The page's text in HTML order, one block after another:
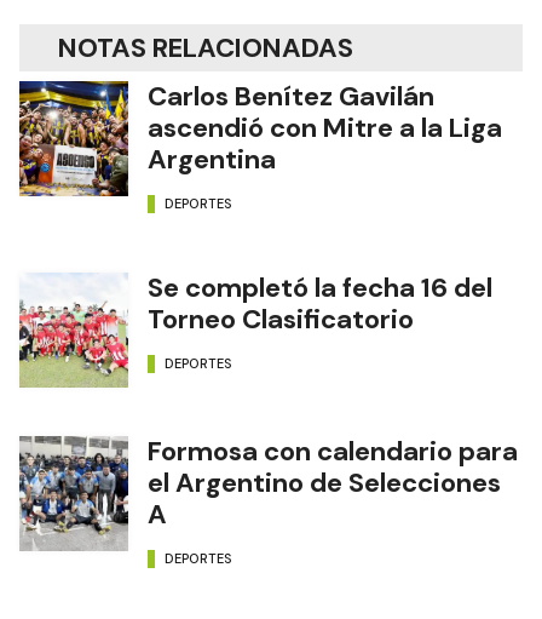
NOTAS RELACIONADAS
Carlos Benítez Gavilán
ascendió con Mitre a la Liga
Argentina
DEPORTES
Se completó la fecha 16 del
Torneo Clasificatorio
DEPORTES
Formosa con calendario para
el Argentino de Selecciones
A
DEPORTES